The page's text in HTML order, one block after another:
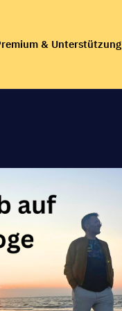
& Unterstützung